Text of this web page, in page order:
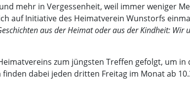
mehr in Vergessenheit, weil immer weniger
auf Initiative des Heimatverein Wunstorfs
aus der Heimat oder aus der Kindheit:
zum jüngsten Treffen gefolgt, um in
dabei jeden dritten Freitag im Monat ab